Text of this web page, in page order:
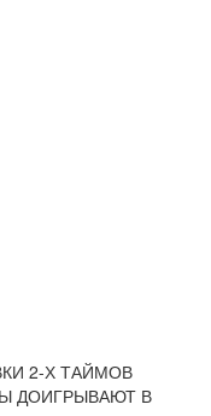
2-Х ТАЙМОВ
ДОИГРЫВАЮТ В